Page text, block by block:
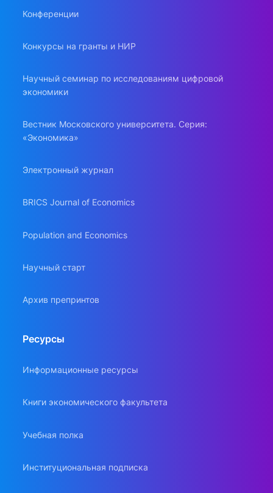
Конференции
Конкурсы на гранты и НИР
Научный семинар по исследованиям цифровой
экономики
Вестник Московского университета. Серия:
«Экономика»
Электронный журнал
BRICS Journal of Economics
Population and Economics
Научный старт
Архив препринтов
Ресурсы
Информационные ресурсы
Книги экономического факультета
Учебная полка
Институциональная подписка